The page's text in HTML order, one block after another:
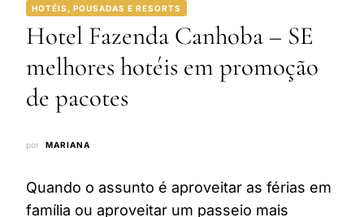
HOTÉIS, POUSADAS E RESORTS
Hotel Fazenda Canhoba – SE
melhores hotéis em promoção
de pacotes
por MARIANA
Quando o assunto é aproveitar as férias em
família ou aproveitar um passeio mais